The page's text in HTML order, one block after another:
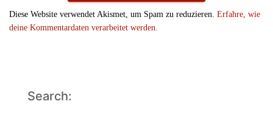
Diese Website verwendet Akismet, um Spam zu reduzieren. Erfahre, wie
deine Kommentardaten verarbeitet werden.
Search: